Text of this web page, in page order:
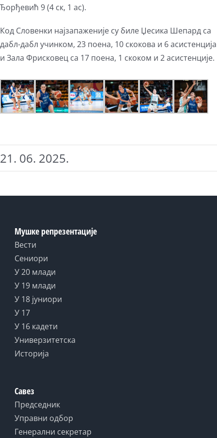
Ђорђевић 9 (4 ск, 1 ас).
Код Словенки најзапаженије су биле Џесика Шепард са
дабл-дабл учинком, 23 поена, 10 скокова и 6 асистенција
и Зала Фрисковец са 17 поена, 1 скоком и 2 асистенције.
21. 06. 2025.
Мушке репрезентације
Вести
Сениори
У 20 млади
У 19 млади
У 18 јуниори
У 17
У 16 кадети
Универзитетска
Историја
Савез
Председник
Управни одбор
Генерални секретар